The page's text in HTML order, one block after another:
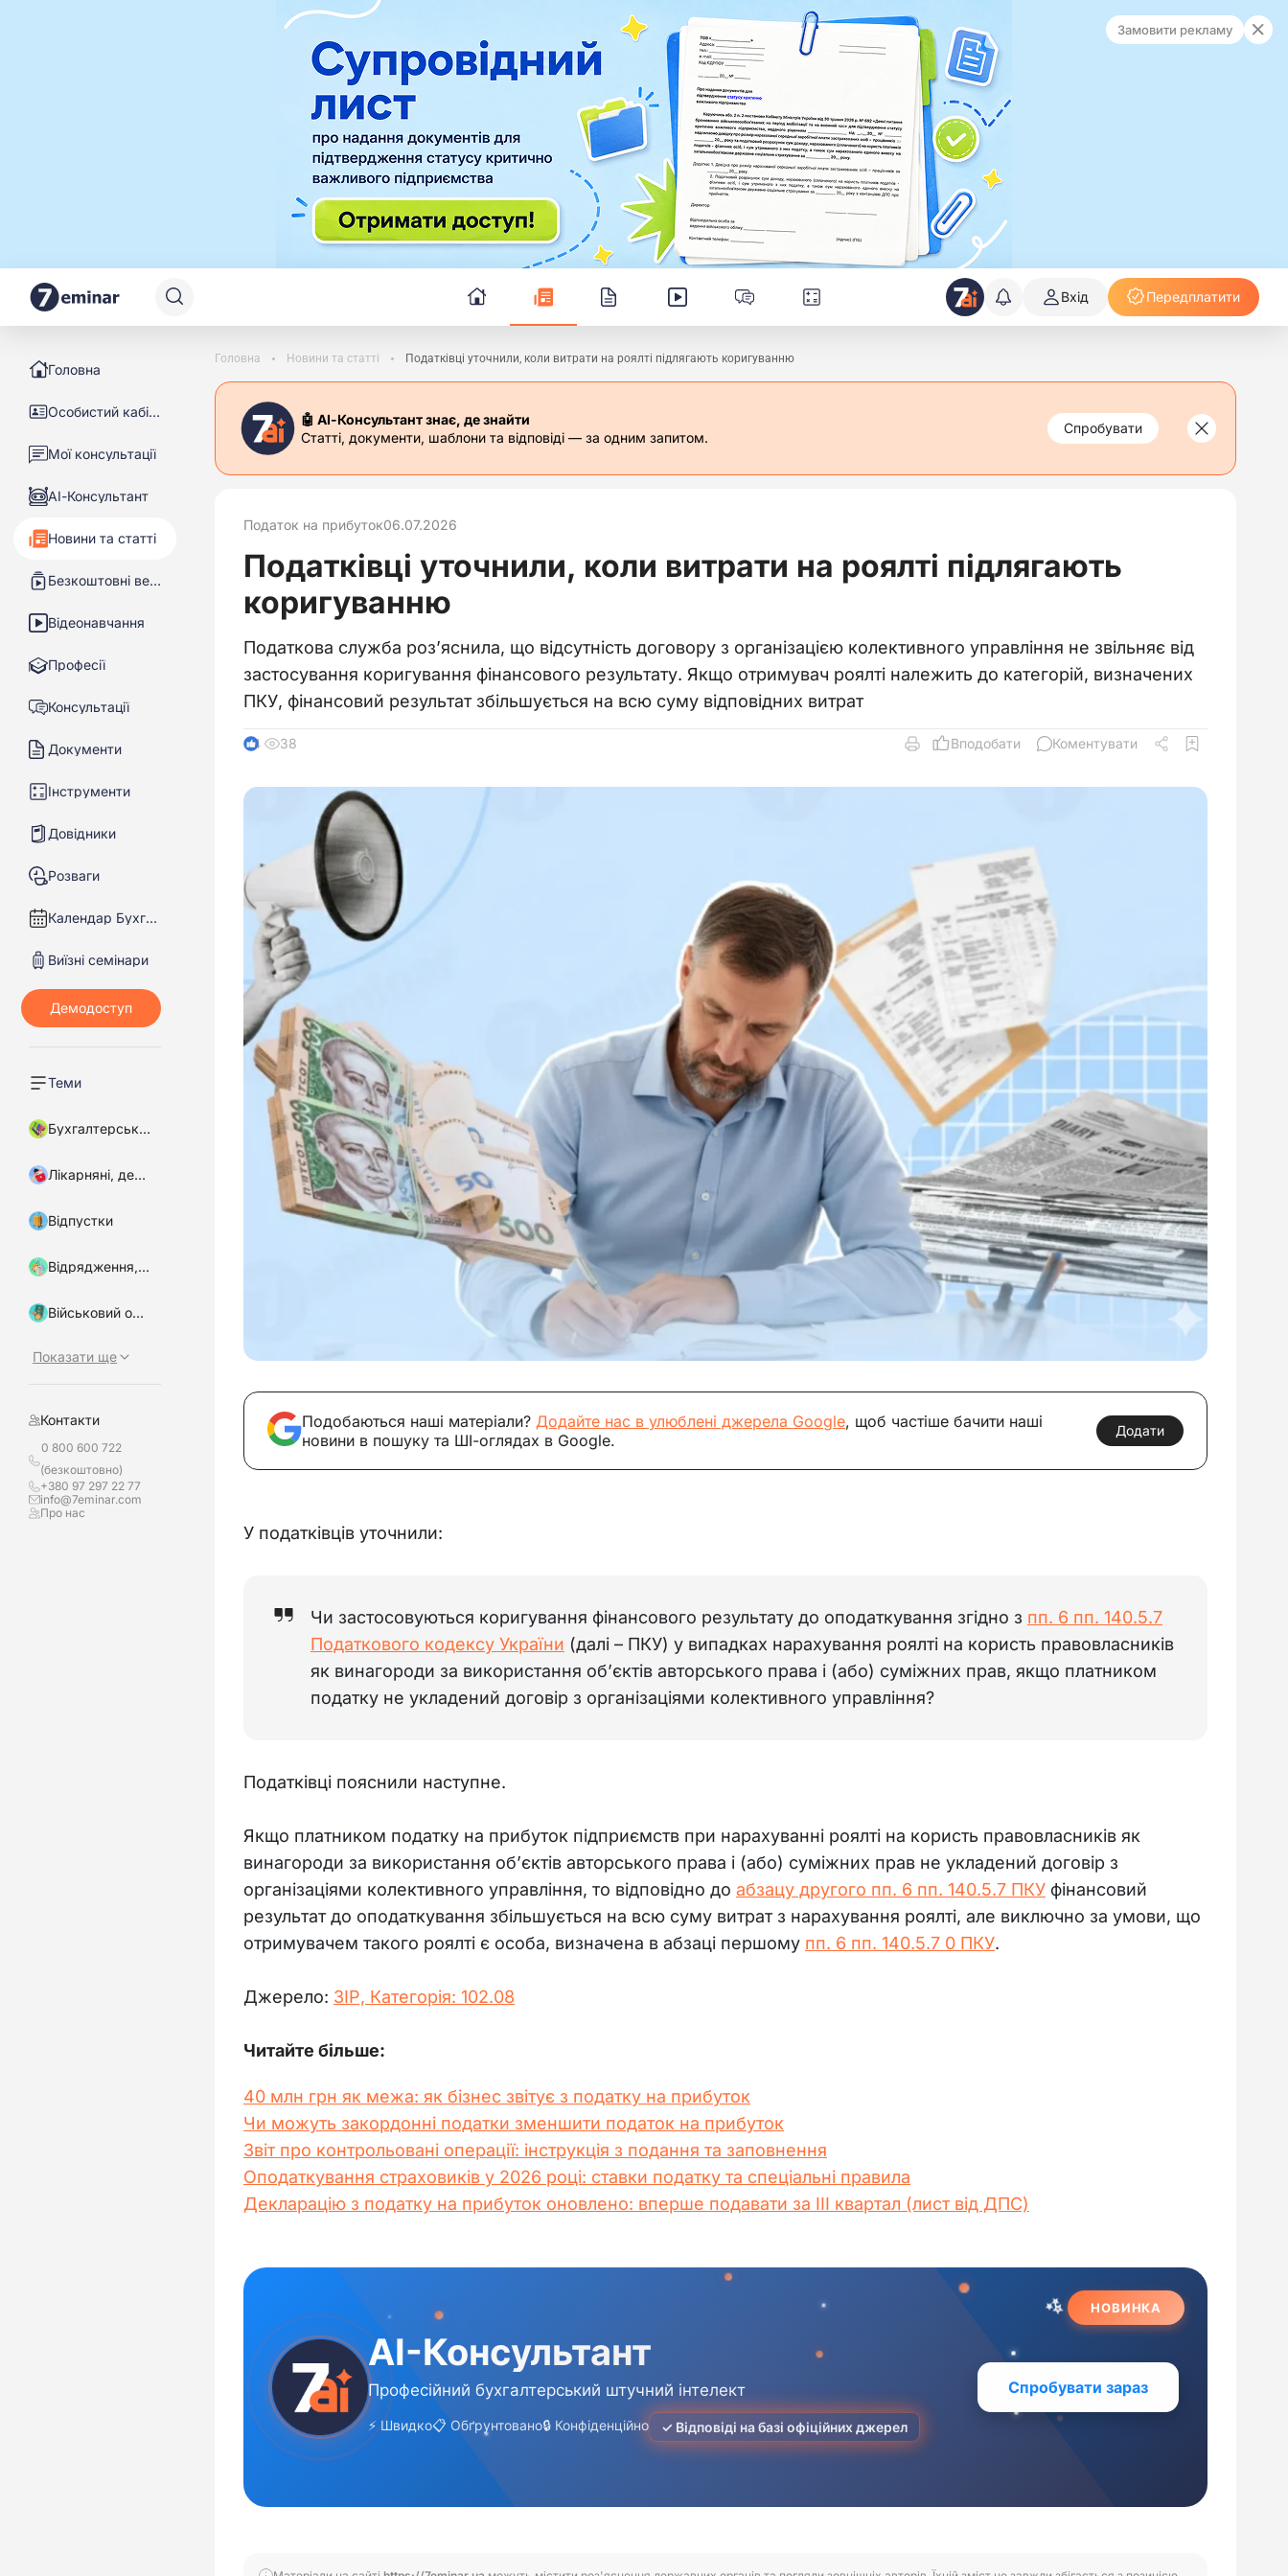
Замовити рекламу
Вхід Передплатити
Головна
Особистий кабінет
Мої консультації
АІ-Консультант
Новини та статті
Безкоштовні вебінари
Відеонавчання
Професії
Консультації
Документи
Інструменти
Довідники
Розваги
Календар Бухгалтера
Виїзні семінари
Теми
Бухгалтерський облік
Лікарняні, декретні
Відпустки
Відрядження, підзвітні кошти
Військовий облік, бронювання
Показати ще
Контакти
0 800 600 722
(безкоштовно)
+380 97 297 22 77
info@7eminar.com
Про нас
Головна Новини та статті Податківці уточнили, коли витрати на роялті підлягають коригуванню
🤖 АІ-Консультант знає, де знайти
Статті, документи, шаблони та відповіді — за одним запитом.
Спробувати
Податок на прибуток06.07.2026
Податківці уточнили, коли витрати на роялті підлягають
коригуванню
Податкова служба роз’яснила, що відсутність договору з організацією колективного управління не звільняє від
застосування коригування фінансового результату. Якщо отримувач роялті належить до категорій, визначених
ПКУ, фінансовий результат збільшується на всю суму відповідних витрат
4 38 Вподобати Коментувати
Подобаються наші матеріали? Додайте нас в улюблені джерела Google, щоб частіше бачити наші
новини в пошуку та ШІ-оглядах в Google.
Додати
У податківців уточнили:
Чи застосовуються коригування фінансового результату до оподаткування згідно з пп. 6 пп. 140.5.7
Податкового кодексу України (далі – ПКУ) у випадках нарахування роялті на користь правовласників
як винагороди за використання об’єктів авторського права і (або) суміжних прав, якщо платником
податку не укладений договір з організаціями колективного управління?
Податківці пояснили наступне.
Якщо платником податку на прибуток підприємств при нарахуванні роялті на користь правовласників як
винагороди за використання об’єктів авторського права і (або) суміжних прав не укладений договір з
організаціями колективного управління, то відповідно до абзацу другого пп. 6 пп. 140.5.7 ПКУ фінансовий
результат до оподаткування збільшується на всю суму витрат з нарахування роялті, але виключно за умови, що
отримувачем такого роялті є особа, визначена в абзаці першому пп. 6 пп. 140.5.7 0 ПКУ.
Джерело: ЗІР, Категорія: 102.08
Читайте більше:
40 млн грн як межа: як бізнес звітує з податку на прибуток
Чи можуть закордонні податки зменшити податок на прибуток
Звіт про контрольовані операції: інструкція з подання та заповнення
Оподаткування страховиків у 2026 році: ставки податку та спеціальні правила
Декларацію з податку на прибуток оновлено: вперше подавати за ІІІ квартал (лист від ДПС)